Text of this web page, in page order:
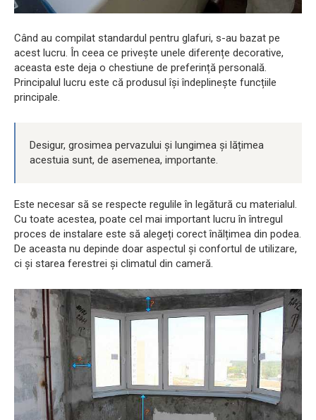
Când au compilat standardul pentru glafuri, s-au bazat pe
acest lucru. În ceea ce privește unele diferențe decorative,
aceasta este deja o chestiune de preferință personală.
Principalul lucru este că produsul își îndeplinește funcțiile
principale.
Desigur, grosimea pervazului și lungimea și lățimea
acestuia sunt, de asemenea, importante.
Este necesar să se respecte regulile în legătură cu materialul.
Cu toate acestea, poate cel mai important lucru în întregul
proces de instalare este să alegeți corect înălțimea din podea.
De aceasta nu depinde doar aspectul și confortul de utilizare,
ci și starea ferestrei și climatul din cameră.